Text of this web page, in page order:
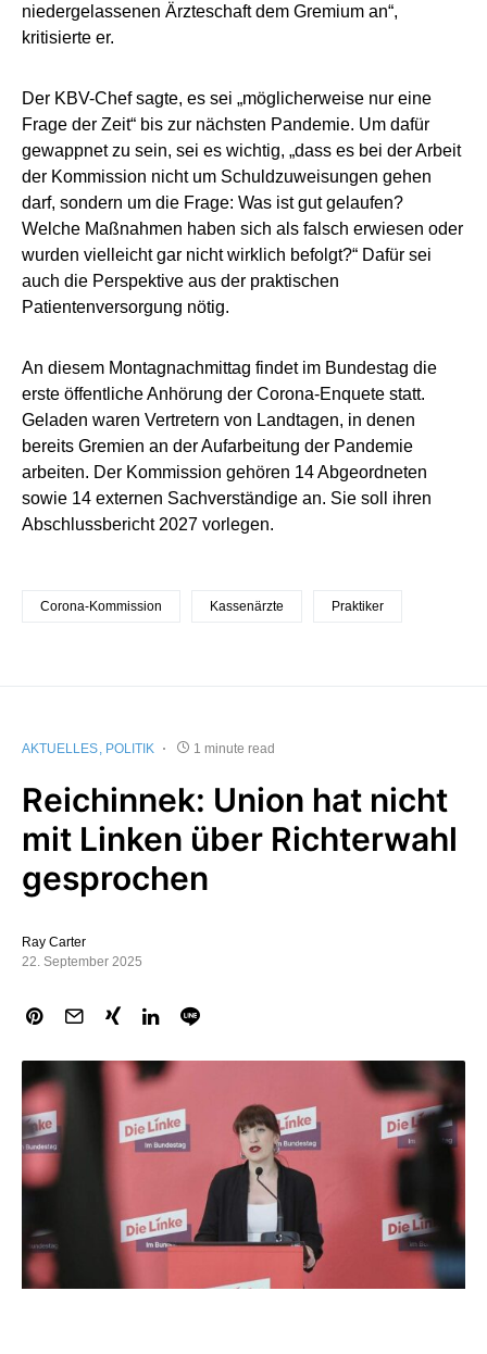
niedergelassenen Ärzteschaft dem Gremium an“,
kritisierte er.
Der KBV-Chef sagte, es sei „möglicherweise nur eine
Frage der Zeit“ bis zur nächsten Pandemie. Um dafür
gewappnet zu sein, sei es wichtig, „dass es bei der Arbeit
der Kommission nicht um Schuldzuweisungen gehen
darf, sondern um die Frage: Was ist gut gelaufen?
Welche Maßnahmen haben sich als falsch erwiesen oder
wurden vielleicht gar nicht wirklich befolgt?“ Dafür sei
auch die Perspektive aus der praktischen
Patientenversorgung nötig.
An diesem Montagnachmittag findet im Bundestag die
erste öffentliche Anhörung der Corona-Enquete statt.
Geladen waren Vertretern von Landtagen, in denen
bereits Gremien an der Aufarbeitung der Pandemie
arbeiten. Der Kommission gehören 14 Abgeordneten
sowie 14 externen Sachverständige an. Sie soll ihren
Abschlussbericht 2027 vorlegen.
Corona-Kommission Kassenärzte Praktiker
AKTUELLES POLITIK 1 minute read
Reichinnek: Union hat nicht
mit Linken über Richterwahl
gesprochen
Ray Carter
22. September 2025